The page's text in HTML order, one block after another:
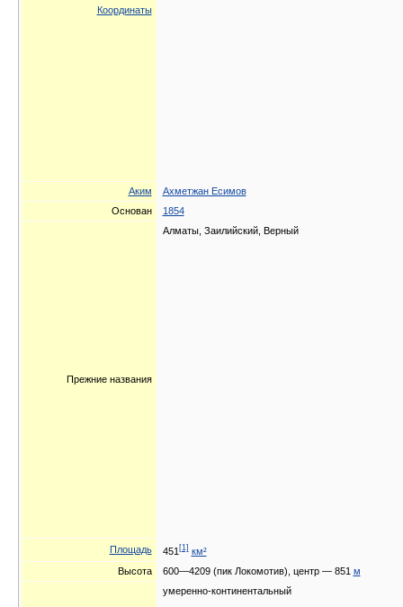
Координаты
Аким
Ахметжан Есимов
Основан
1854
Прежние названия
Алматы, Заилийский, Верный
Площадь 451 [1] км²
Высота
600—4209 (пик Локомотив), центр — 851 м
умеренно-континентальный